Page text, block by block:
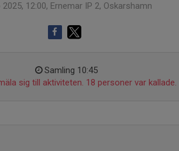
2025, 12:00, Ernemar IP 2, Oskarshamn
Samling 10:45
sig till aktiviteten. 18 personer var kallade.